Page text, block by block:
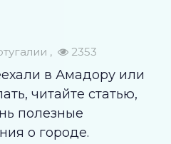
2353
в Амадору или
читайте статью,
полезные
о городе.